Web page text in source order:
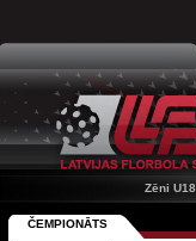
Zēni U18
ČEMPIONĀTS